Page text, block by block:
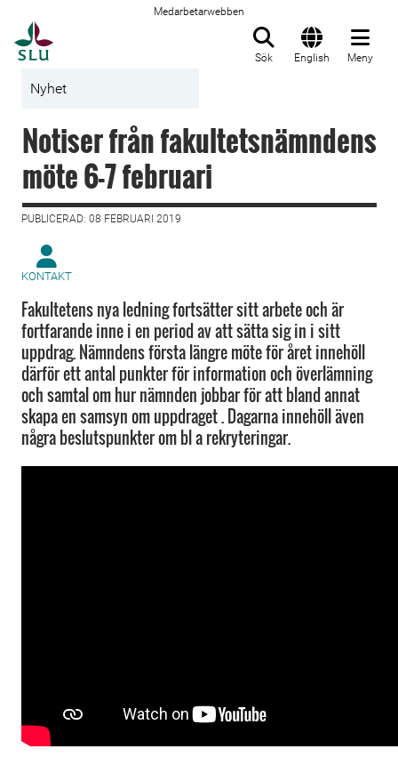
Medarbetarwebben
Sök English Meny
Nyhet
Notiser från fakultetsnämndens
möte 6-7 februari
PUBLICERAD: 08 FEBRUARI 2019
KONTAKT
Fakultetens nya ledning fortsätter sitt arbete och är
fortfarande inne i en period av att sätta sig in i sitt
uppdrag. Nämndens första längre möte för året innehöll
därför ett antal punkter för information och överlämning
och samtal om hur nämnden jobbar för att bland annat
skapa en samsyn om uppdraget . Dagarna innehöll även
några beslutspunkter om bl a rekryteringar.